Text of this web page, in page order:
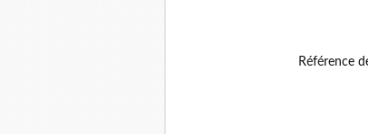
Référence